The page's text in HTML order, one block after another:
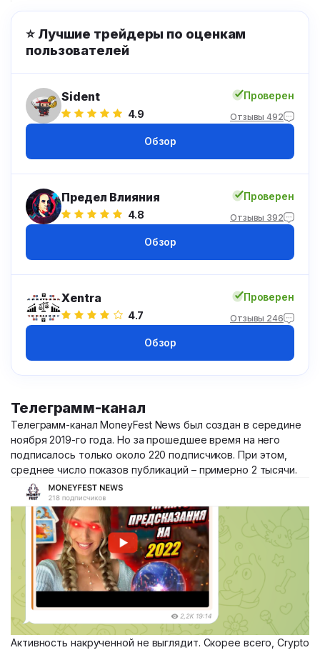
⭐ Лучшие трейдеры по оценкам
пользователей
Sident
4.9
Проверен
Отзывы 492
Обзор
Предел Влияния
4.8
Проверен
Отзывы 392
Обзор
Xentra
4.7
Проверен
Отзывы 246
Обзор
Телеграмм-канал
Телеграмм-канал MoneyFest News был создан в середине
ноября 2019-го года. Но за прошедшее время на него
подписалось только около 220 подписчиков. При этом,
среднее число показов публикаций – примерно 2 тысячи.
Активность накрученной не выглядит. Скорее всего, Crypto